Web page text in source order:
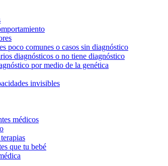
poco comunes o casos sin diagnóstico
diagnósticos o no tiene diagnóstico
por medio de la genética
invisibles
médicos
que tu bebé